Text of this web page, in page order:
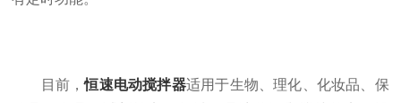
目前，恒速电动搅拌器适用于生物、理化、化妆品、保